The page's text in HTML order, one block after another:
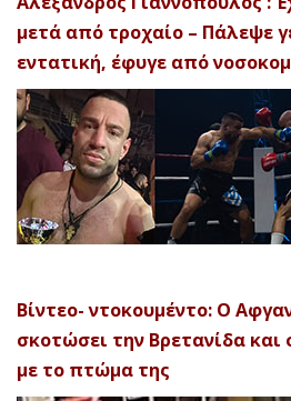
μετά από τροχαίο – Πάλεψε
εντατική, έφυγε από
Βίντεο- ντοκουμέντο: Ο
σκοτώσει την Βρετανίδα και
με το πτώμα της